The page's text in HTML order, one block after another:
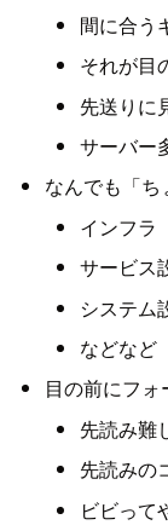
間に合う
それが目
先送りに
サーバー
なんでも「
インフラ
サービス
システム
などなど
目の前にフォ
先読み難
先読みの
ビビって